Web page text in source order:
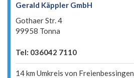
Gerald Käppler GmbH
Gothaer Str. 4
99958 Tonna
Tel: 036042 7110
14 km Umkreis von Freienbessingen